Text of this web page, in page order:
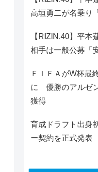
高垣勇二が名乗り
【RIZIN.40】平
相手は一般公募「
ＦＩＦＡがW杯
に 優勝のアルゼ
獲得
育成ドラフト出身
ー契約を正式発